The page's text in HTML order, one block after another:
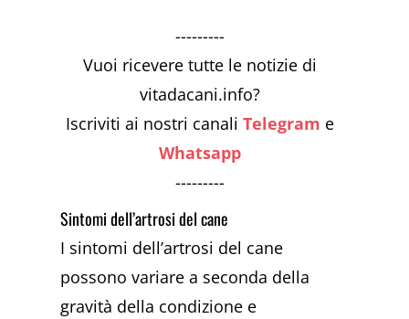
---------
Vuoi ricevere tutte le notizie di
vitadacani.info?
Iscriviti ai nostri canaliTelegram e
Whatsapp
---------
Sintomi dell’artrosi del cane
I sintomi dell’artrosi del cane
possono variare a seconda della
gravità della condizione e